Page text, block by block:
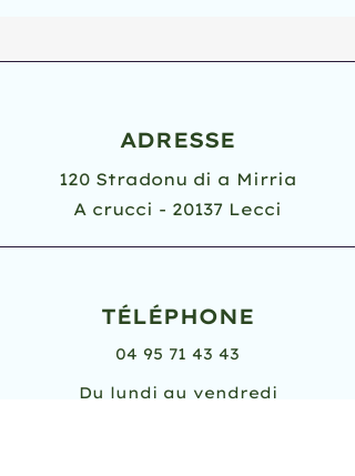
ADRESSE
120 Stradonu di a Mirria
A crucci - 20137 Lecci
TÉLÉPHONE
04 95 71 43 43
Du lundi au vendredi